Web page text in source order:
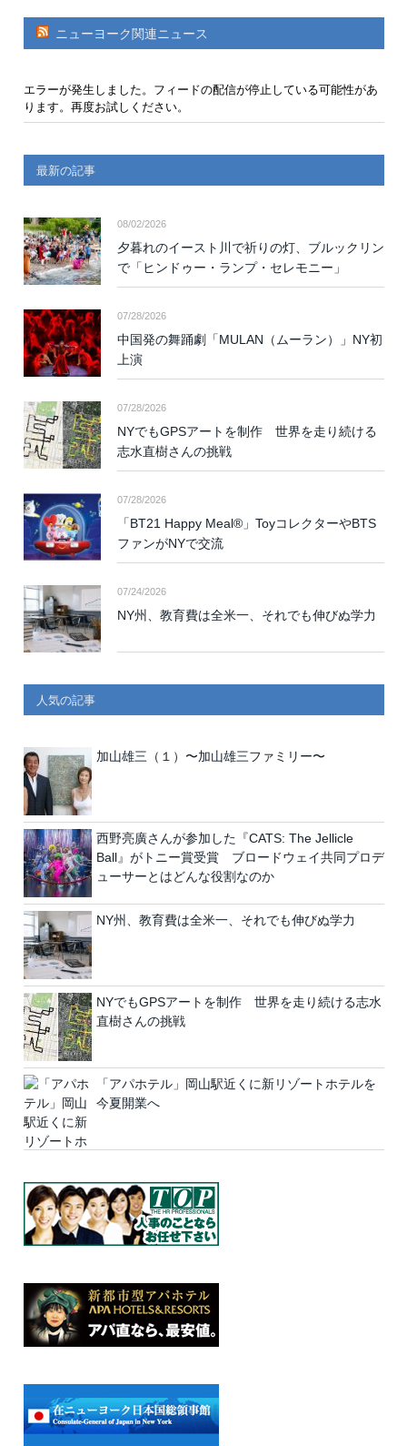
ニューヨーク関連ニュース
エラーが発生しました。フィードの配信が停止している可能性があ
ります。再度お試しください。
最新の記事
08/02/2026
夕暮れのイースト川で祈りの灯、ブルックリン
で「ヒンドゥー・ランプ・セレモニー」
07/28/2026
中国発の舞踊劇「MULAN（ムーラン）」NY初
上演
07/28/2026
NYでもGPSアートを制作 世界を走り続ける
志水直樹さんの挑戦
07/28/2026
「BT21 Happy Meal®」ToyコレクターやBTS
ファンがNYで交流
07/24/2026
NY州、教育費は全米一、それでも伸びぬ学力
人気の記事
加山雄三（１）〜加山雄三ファミリー〜
西野亮廣さんが参加した『CATS: The Jellicle
Ball』がトニー賞受賞 ブロードウェイ共同プロデ
ューサーとはどんな役割なのか
NY州、教育費は全米一、それでも伸びぬ学力
NYでもGPSアートを制作 世界を走り続ける志水
直樹さんの挑戦
「アパホテル」岡山駅近くに新リゾートホテルを
今夏開業へ